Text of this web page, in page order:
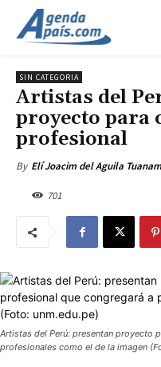
SIN CATEGORIA
Artistas del
proyecto para
profesional
By Elí Joacim del Aguila
701
Artistas del Perú: presentan proyecto
profesionales como el de la imagen